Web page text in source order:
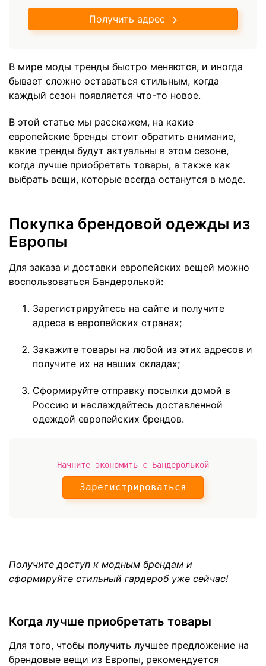
Получить адрес
В мире моды тренды быстро меняются, и иногда
бывает сложно оставаться стильным, когда
каждый сезон появляется что-то новое.
В этой статье мы расскажем, на какие
европейские бренды стоит обратить внимание,
какие тренды будут актуальны в этом сезоне,
когда лучше приобретать товары, а также как
выбрать вещи, которые всегда останутся в моде.
Покупка брендовой одежды из
Европы
Для заказа и доставки европейских вещей можно
воспользоваться Бандеролькой:
Зарегистрируйтесь на сайте и получите
адреса в европейских странах;
Закажите товары на любой из этих адресов и
получите их на наших складах;
Сформируйте отправку посылки домой в
Россию и наслаждайтесь доставленной
одеждой европейских брендов.
Начните экономить с Бандеролькой
Зарегистрироваться
Получите доступ к модным брендам и
сформируйте стильный гардероб уже сейчас!
Когда лучше приобретать товары
Для того, чтобы получить лучшее предложение на
брендовые вещи из Европы, рекомендуется